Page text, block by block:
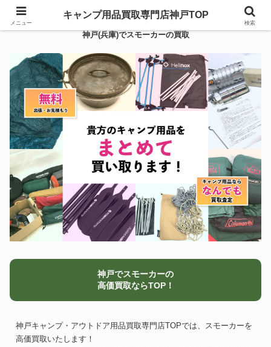
神戸(兵庫)でスモーカーの買取
神戸でスモーカーの
高価買取ならTOP！
神戸キャンプ・アウトドア用品買取専門店TOPでは、スモーカーを
高価買取いたします！
メニュー
キャンプ用品買取専門店神戸TOP
検索